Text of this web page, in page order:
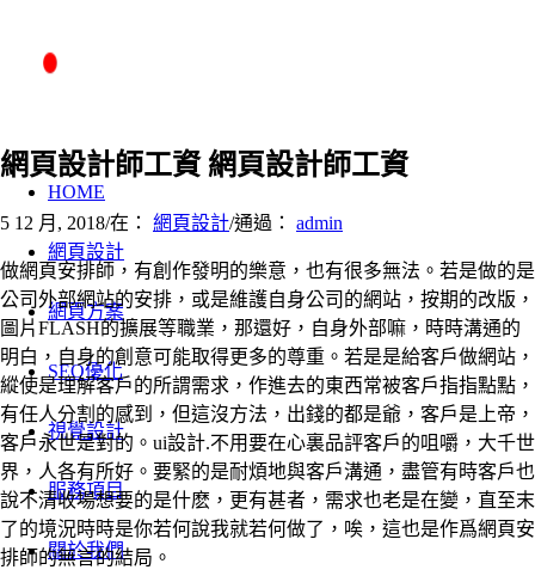
HOME
網頁設計
網頁方案
SEO優化
視覺設計
服務項目
關於我們
網頁設計師工資 網頁設計師工資
5 12 月, 2018/在： 網頁設計/通過： admin
做網頁安排師，有創作發明的樂意，也有很多無法。若是做的是
公司外部網站的安排，或是維護自身公司的網站，按期的改版，
圖片FLASH的擴展等職業，那還好，自身外部嘛，時時溝通的
明白，自身的創意可能取得更多的尊重。若是是給客戶做網站，
縱使是理解客戶的所謂需求，作進去的東西常被客戶指指點點，
有任人分割的感到，但這沒方法，出錢的都是爺，客戶是上帝，
客戶永世是對的。ui設計.不用要在心裏品評客戶的咀嚼，大千世
界，人各有所好。要緊的是耐煩地與客戶溝通，盡管有時客戶也
說不清收場想要的是什麽，更有甚者，需求也老是在變，直至末
了的境況時時是你若何說我就若何做了，唉，這也是作爲網頁安
排師的無言的結局。